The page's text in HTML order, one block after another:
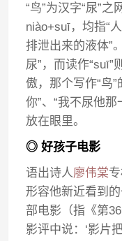
“鸟”为汉字“尿”之
niào+suī，均指“
排泄出来的液体”
尿”，而读作
傲，那个写作“鸟”
你”、“我不尿他
放在眼里。
◎ 好孩子电影
语出诗人廖伟棠
形容他新近看到
部电影（指《第
影评中说：‘影片